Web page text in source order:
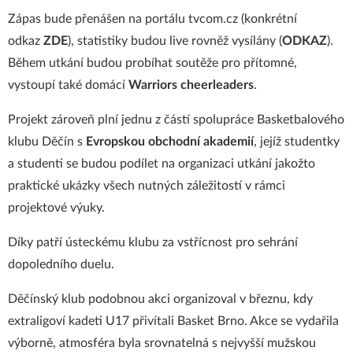
Zápas bude přenášen na portálu tvcom.cz (konkrétní
odkaz ZDE), statistiky budou live rovněž vysílány (ODKAZ).
Během utkání budou probíhat soutěže pro přítomné,
vystoupí také domácí Warriors cheerleaders.
Projekt zároveň plní jednu z částí spolupráce Basketbalového
klubu Děčín s Evropskou obchodní akademií, jejíž studentky
a studenti se budou podílet na organizaci utkání jakožto
praktické ukázky všech nutných záležitostí v rámci
projektové výuky.
Díky patří ústeckému klubu za vstřícnost pro sehrání
dopoledního duelu.
Děčínský klub podobnou akci organizoval v březnu, kdy
extraligoví kadeti U17 přivítali Basket Brno. Akce se vydařila
výborně, atmosféra byla srovnatelná s nejvyšší mužskou